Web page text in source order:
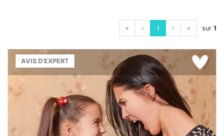
« ‹ 1 › » sur 1
AVIS D'EXPERT